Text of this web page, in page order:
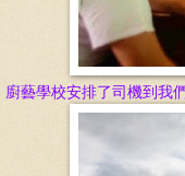
廚藝學校安排了司機到我